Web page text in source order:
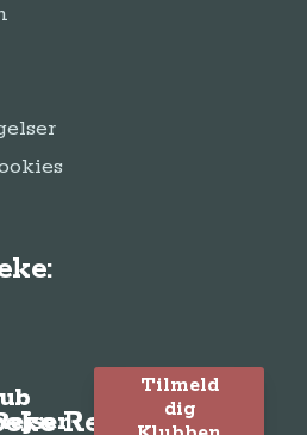
Rejser
Tilmeld
dig